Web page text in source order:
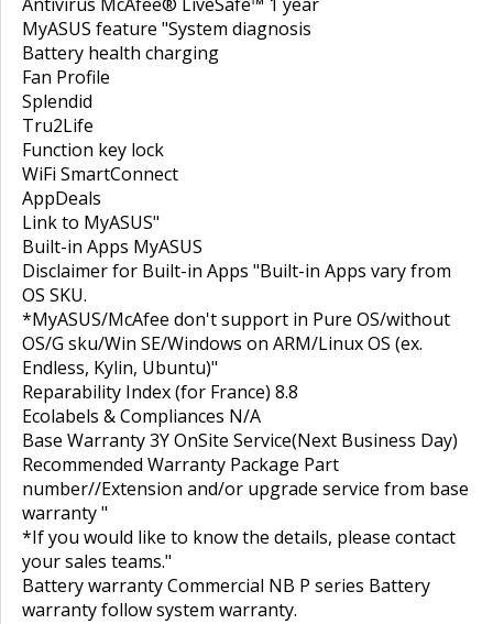
MyASUS feature "System diagnosis
Battery health charging
Fan Profile
Splendid
Tru2Life
Function key lock
WiFi SmartConnect
AppDeals
Link to MyASUS"
Built-in Apps MyASUS
Disclaimer for Built-in Apps "Built-in Apps vary from
OS SKU.
*MyASUS/McAfee don't support in Pure OS/without
OS/G sku/Win SE/Windows on ARM/Linux OS (ex.
Endless, Kylin, Ubuntu)"
Reparability Index (for France) 8.8
Ecolabels & Compliances N/A
Base Warranty 3Y OnSite Service(Next Business Day)
Recommended Warranty Package Part
number//Extension and/or upgrade service from base
warranty "
*If you would like to know the details, please contact
your sales teams."
Battery warranty Commercial NB P series Battery
warranty follow system warranty.